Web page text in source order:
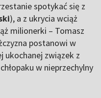
spotykać się z
), a z ukrycia wciąż
milionerki – Tomasz
postanowi w
ukochanej związek z
w nieprzechylny